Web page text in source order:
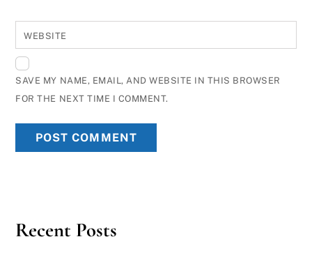
WEBSITE
SAVE MY NAME, EMAIL, AND WEBSITE IN THIS BROWSER
FOR THE NEXT TIME I COMMENT.
Recent Posts